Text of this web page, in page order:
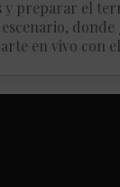
y preparar el
donde
en vivo con